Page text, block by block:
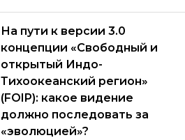
На пути к версии 3.0
концепции «Свободный и
открытый Индо-
Тихоокеанский регион»
(FOIP): какое видение
должно последовать за
«эволюцией»?